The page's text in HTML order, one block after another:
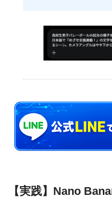
【実践】Nano